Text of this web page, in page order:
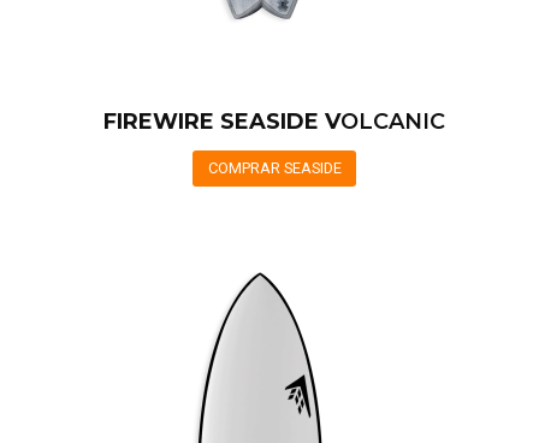
FIREWIRE SEASIDE VOLCANIC
COMPRAR SEASIDE